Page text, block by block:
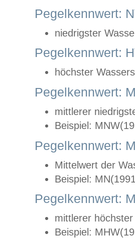
Pegelkennwert:
niedrigster
Pegelkennwert:
höchster
Pegelkennwert:
mittlerer
Beispiel:
Pegelkennwert:
Mittelwert der
Beispiel:
Pegelkennwert:
mittlerer
Beispiel: